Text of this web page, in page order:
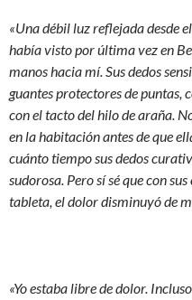
«Una débil luz reflejada desde
había visto por última vez en
manos hacia mí. Sus dedos
guantes protectores de
con el tacto del hilo de araña.
en la habitación antes de que
cuánto tiempo sus dedos
sudorosa. Pero sí sé que con
tableta, el dolor disminuyó de
«Yo estaba libre de dolor.